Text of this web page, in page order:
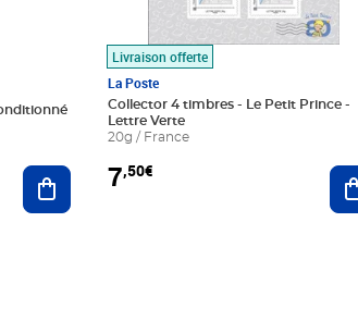
Ajouter au panier
Livraison offerte
La Poste
Collector 4 timbres - Le Petit Prince -
Lettre Verte
20g / France
7,50€